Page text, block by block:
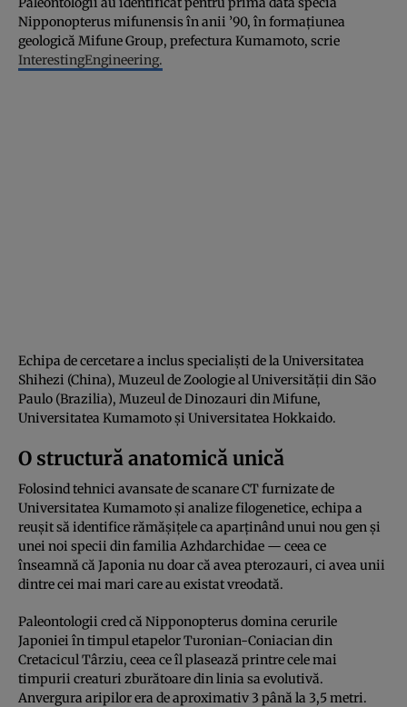
Nipponopterus mifunensis în anii ’90, în formațiunea
geologică Mifune Group, prefectura Kumamoto, scrie
InterestingEngineering.
Echipa de cercetare a inclus specialiști de la Universitatea
Shihezi (China), Muzeul de Zoologie al Universității din São
Paulo (Brazilia), Muzeul de Dinozauri din Mifune,
Universitatea Kumamoto și Universitatea Hokkaido.
O structură anatomică unică
Folosind tehnici avansate de scanare CT furnizate de
Universitatea Kumamoto și analize filogenetice, echipa a
reușit să identifice rămășițele ca aparținând unui nou gen și
unei noi specii din familia Azhdarchidae — ceea ce
înseamnă că Japonia nu doar că avea pterozauri, ci avea unii
dintre cei mai mari care au existat vreodată.
Paleontologii cred că Nipponopterus domina cerurile
Japoniei în timpul etapelor Turonian-Coniacian din
Cretacicul Târziu, ceea ce îl plasează printre cele mai
timpurii creaturi zburătoare din linia sa evolutivă.
Anvergura aripilor era de aproximativ 3 până la 3,5 metri.